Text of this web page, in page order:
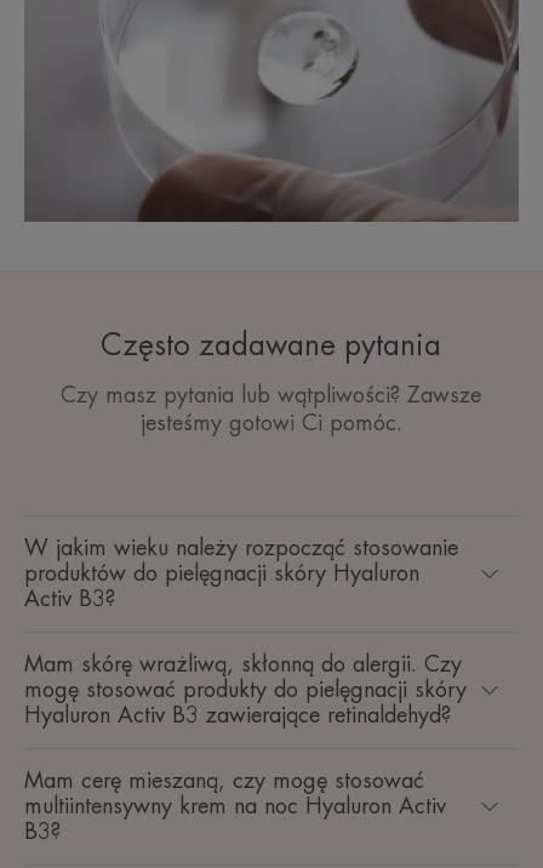
Często zadawane pytania
Czy masz pytania lub wątpliwości? Zawsze
jesteśmy gotowi Ci pomóc.
W jakim wieku należy rozpocząć stosowanie
produktów do pielęgnacji skóry Hyaluron
Activ B3?
Mam skórę wrażliwą, skłonną do alergii. Czy
mogę stosować produkty do pielęgnacji skóry
Hyaluron Activ B3 zawierające retinaldehyd?
Mam cerę mieszaną, czy mogę stosować
multiintensywny krem na noc Hyaluron Activ
B3?